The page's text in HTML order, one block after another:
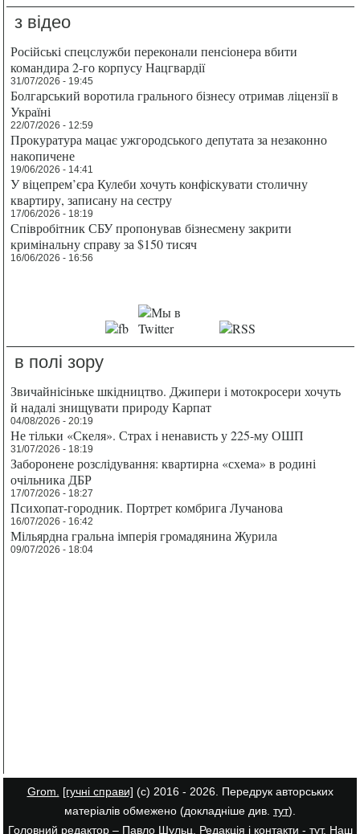
з відео
Російські спецслужби переконали пенсіонера вбити
командира 2-го корпусу Нацгвардії
31/07/2026 - 19:45
Болгарський воротила грального бізнесу отримав ліцензії в
Україні
22/07/2026 - 12:59
Прокуратура мацає ужгородського депутата за незаконно
накопичене
19/06/2026 - 14:41
У віцепрем’єра Кулеби хочуть конфіскувати столичну
квартиру, записану на сестру
17/06/2026 - 18:19
Співробітник СБУ пропонував бізнесмену закрити
кримінальну справу за $150 тисяч
16/06/2026 - 16:56
в полі зору
Звичайнісіньке шкідництво. Джипери і мотокросери хочуть
й надалі знищувати природу Карпат
04/08/2026 - 20:19
Не тільки «Скеля». Страх і ненависть у 225-му ОШП
31/07/2026 - 18:19
Заборонене розслідування: квартирна «схема» в родині
очільника ДБР
17/07/2026 - 18:27
Психопат-городник. Портрет комбрига Лучанова
16/07/2026 - 16:42
Мільярдна гральна імперія громадянина Журила
09/07/2026 - 18:04
Grom. [гучні справи] (с) 2016 - 2026. Передрук авторських
матеріалів обмежено (докладніше див. тут).
Головний редактор – Павло Шульц. Редакція і контакти - тут. Наш